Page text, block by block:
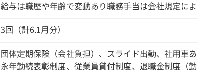
給与は職歴や年齢で変動あり職務手当は会社規定によ
3回（計6.1月分）
団体定期保険（会社負担）、スライド出勤、社用車
永年勤続表彰制度、従業員貸付制度、退職金制度（